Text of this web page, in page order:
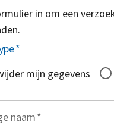
in om een
*
mijn gegevens
naam*